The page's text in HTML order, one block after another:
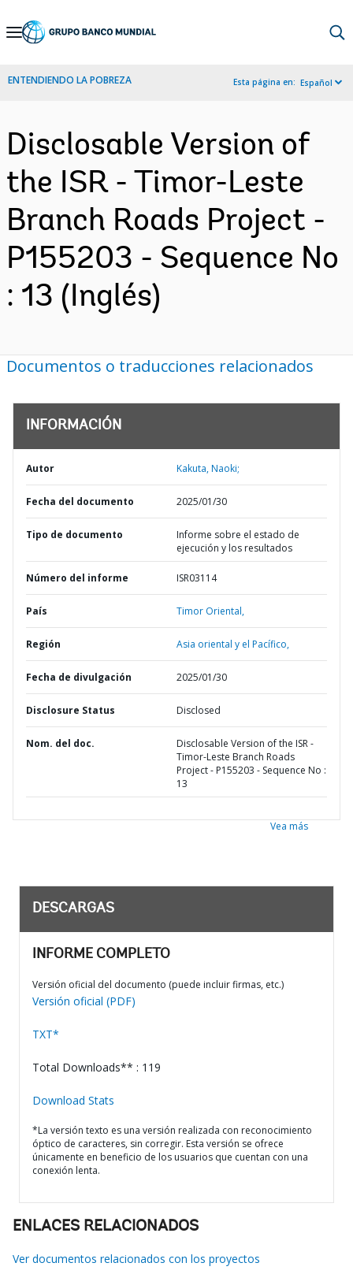
Skip
Navigation
ENTENDIENDO LA POBREZA Esta página en: Español
Disclosable Version of
the ISR - Timor-Leste
Branch Roads Project -
P155203 - Sequence No
: 13 (Inglés)
Documentos o traducciones relacionados
INFORMACIÓN
Autor Kakuta, Naoki;
Fecha del documento 2025/01/30
Tipo de documento
Informe sobre el estado de
ejecución y los resultados
Número del informe ISR03114
País Timor Oriental,
Región Asia oriental y el Pacífico,
Fecha de divulgación 2025/01/30
Disclosure Status Disclosed
Nom. del doc.
Disclosable Version of the ISR -
Timor-Leste Branch Roads
Project - P155203 - Sequence No :
13
Vea más
DESCARGAS
INFORME COMPLETO
Versión oficial del documento (puede incluir firmas, etc.)
Versión oficial (PDF)
TXT*
Total Downloads** : 119
Download Stats
*La versión texto es una versión realizada con reconocimiento
óptico de caracteres, sin corregir. Esta versión se ofrece
únicamente en beneficio de los usuarios que cuentan con una
conexión lenta.
ENLACES RELACIONADOS
Ver documentos relacionados con los proyectos